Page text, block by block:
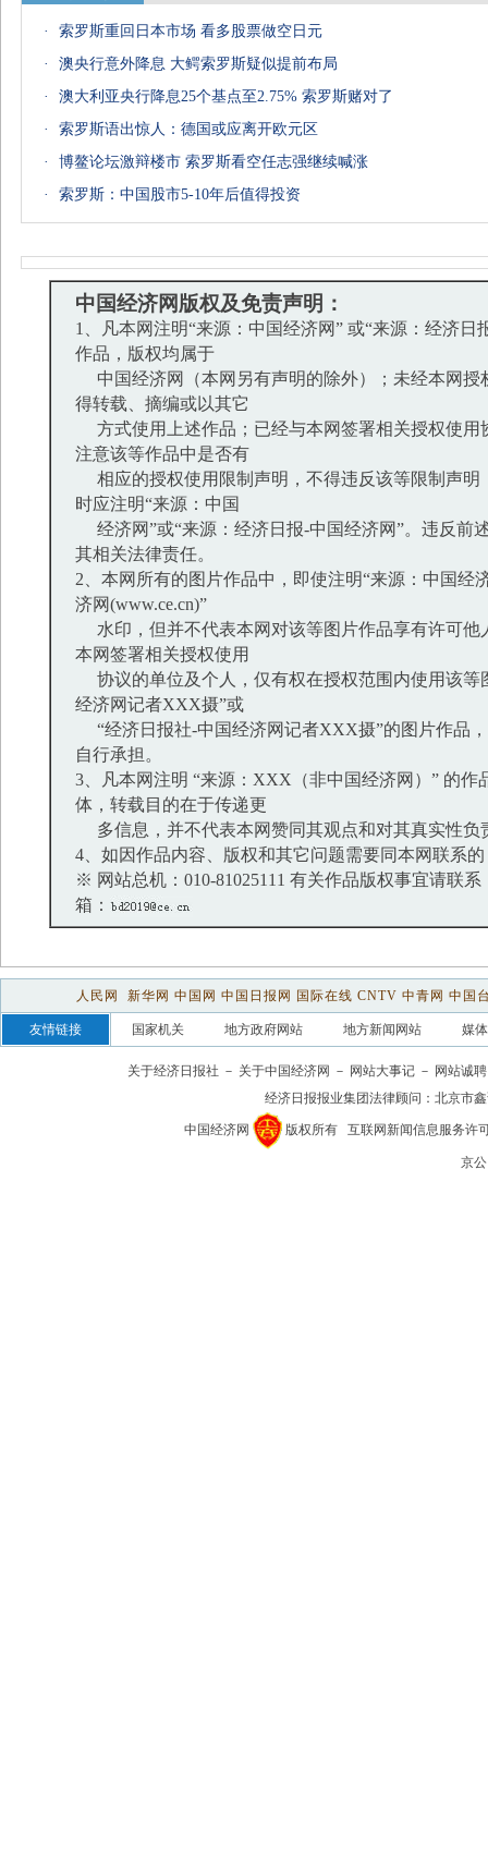
·
索罗斯重回日本市场 看多股票做空日元
·
澳央行意外降息 大鳄索罗斯疑似提前布局
·
澳大利亚央行降息25个基点至2.75% 索罗斯赌对了
·
索罗斯语出惊人：德国或应离开欧元区
·
博鳌论坛激辩楼市 索罗斯看空任志强继续喊涨
·
索罗斯：中国股市5-10年后值得投资
中国经济网版权及免责声明：
1、凡本网注明“来源：中国经济网” 或“来源：经济日
作品，版权均属于
中国经济网（本网另有声明的除外）；未经本网授
得转载、摘编或以其它
方式使用上述作品；已经与本网签署相关授权使用
注意该等作品中是否有
相应的授权使用限制声明，不得违反该等限制声明
时应注明“来源：中国
经济网”或“来源：经济日报-中国经济网”。违反前
其相关法律责任。
2、本网所有的图片作品中，即使注明“来源：中国经
济网(www.ce.cn)”
水印，但并不代表本网对该等图片作品享有许可他
本网签署相关授权使用
协议的单位及个人，仅有权在授权范围内使用该等
经济网记者XXX摄”或
“经济日报社-中国经济网记者XXX摄”的图片作品
自行承担。
3、凡本网注明 “来源：XXX（非中国经济网）” 的作
体，转载目的在于传递更
多信息，并不代表本网赞同其观点和对其真实性负
4、如因作品内容、版权和其它问题需要同本网联系
※ 网站总机：010-81025111 有关作品版权事宜请联系
箱：
人民网 新华网 中国网 中国日报网 国际在线 CNTV 中青网 中国
友情链接 国家机关 地方政府网站 地方新闻网站 媒
关于经济日报社 － 关于中国经济网 － 网站大事记 － 网站诚聘
经济日报报业集团法律顾问： 北京市
中国经济网 版权所有 互联网新闻信息服务许
京